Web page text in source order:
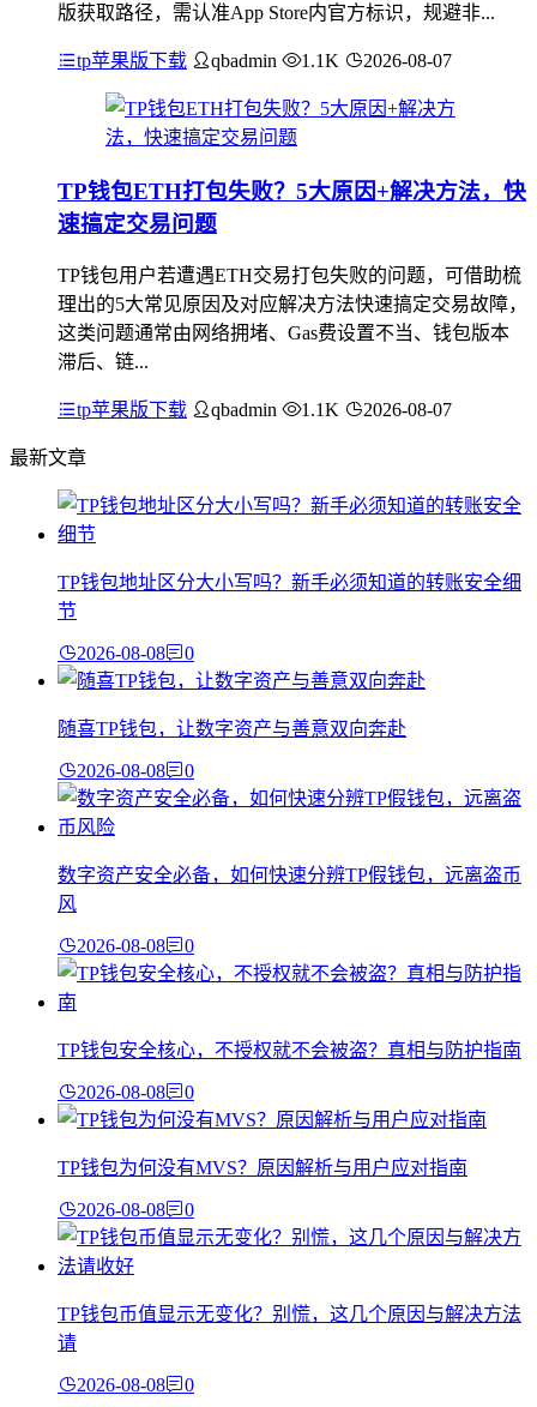
版获取路径，需认准App Store内官方标识，规避非...
tp苹果版下载 qbadmin 1.1K 2026-08-07
TP钱包ETH打包失败？5大原因+解决方法，快
速搞定交易问题
TP钱包用户若遭遇ETH交易打包失败的问题，可借助梳
理出的5大常见原因及对应解决方法快速搞定交易故障，
这类问题通常由网络拥堵、Gas费设置不当、钱包版本
滞后、链...
tp苹果版下载 qbadmin 1.1K 2026-08-07
最新文章
TP钱包地址区分大小写吗？新手必须知道的转账安全细
节
2026-08-08 0
随喜TP钱包，让数字资产与善意双向奔赴
2026-08-08 0
数字资产安全必备，如何快速分辨TP假钱包，远离盗币
风
2026-08-08 0
TP钱包安全核心，不授权就不会被盗？真相与防护指南
2026-08-08 0
TP钱包为何没有MVS？原因解析与用户应对指南
2026-08-08 0
TP钱包币值显示无变化？别慌，这几个原因与解决方法
请
2026-08-08 0